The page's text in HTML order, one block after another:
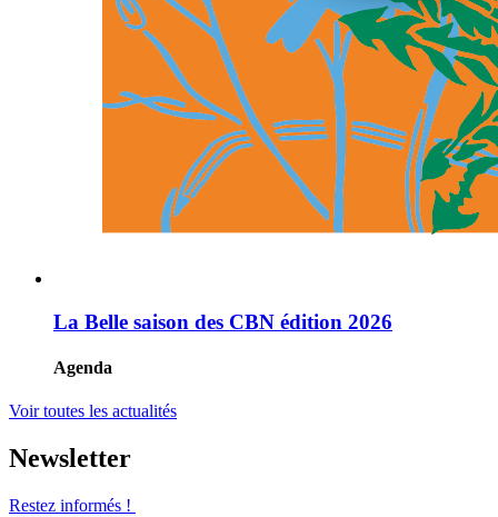
La Belle saison des CBN édition 2026
Agenda
Voir toutes les actualités
Newsletter
Restez informés !